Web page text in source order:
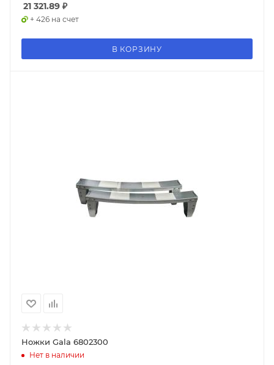
21 321.89 ₽
+ 426 на счет
В КОРЗИНУ
Ножки Gala 6802300
Нет в наличии